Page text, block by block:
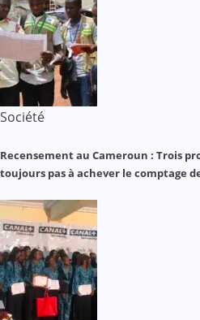
Société
Recensement au Cameroun : Trois
toujours pas à achever le comptage